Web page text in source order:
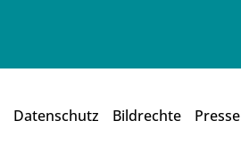
Datenschutz Bildrechte Presse